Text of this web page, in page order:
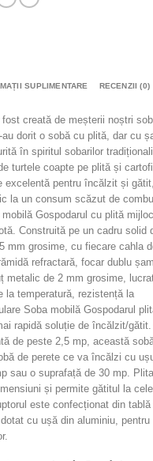
SUPLIMENTARE RECENZII (0)
creată de meșterii noștri
dorit o sobă cu plită, dar cu
în spiritul sobarilor
turtele coapte pe plită și
excelentă pentru încălzit și
la un consum scăzut de
mobilă Gospodarul cu plită
Construită pe un cadru solid
mm grosime, cu fiecare cahla
refractară, focar dublu
metalic de 2 mm grosime,
la temperatură, rezistență la
Soba mobilă Gospodarul
rapidă soluție de încălzit/
de peste 2,5 mp, această
de perete ce va încălzi cu
sau o suprafață de 30 mp.
și permite gătitul la
este confecționat din tablă
cu ușă din aluminiu, pentru